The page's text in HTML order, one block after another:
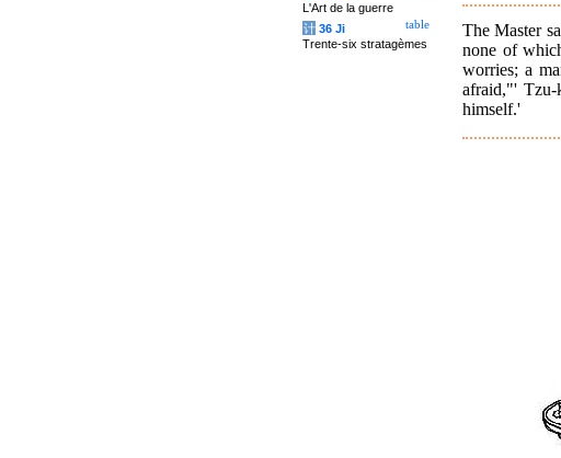
The Master
none of
worries; a
afraid,"' Tzu-
himself.'
L'Art de la guerre
table
计 36 Ji
Trente-six stratagèmes